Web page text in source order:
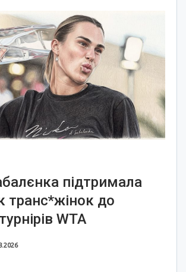
підтримала
транс*жінок до
WTA